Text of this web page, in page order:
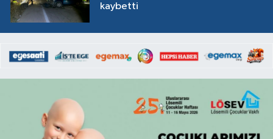
kaybetti